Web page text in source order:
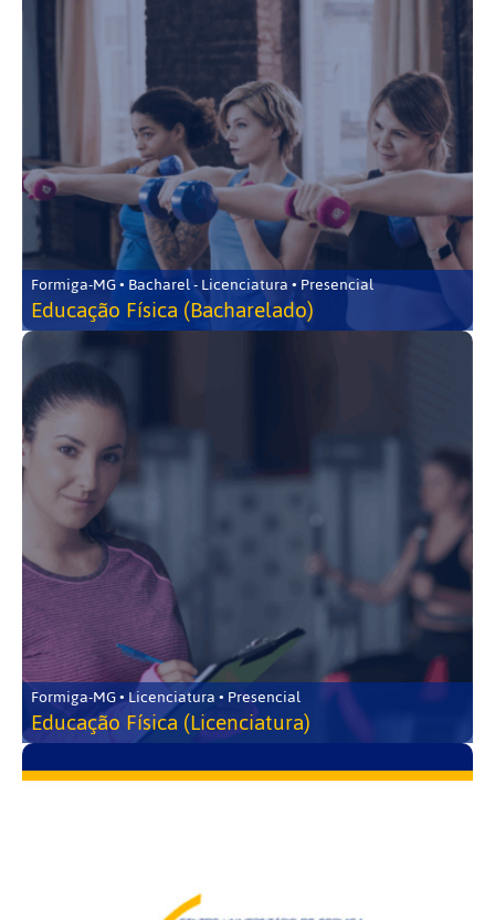
Formiga-MG • Bacharel - Licenciatura • Presencial
Educação Física (Bacharelado)
Formiga-MG • Licenciatura • Presencial
Educação Física (Licenciatura)